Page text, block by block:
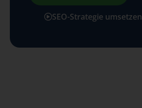
SEO-Strategie umsetzen